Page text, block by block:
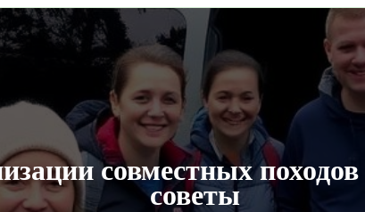
совместных
советы